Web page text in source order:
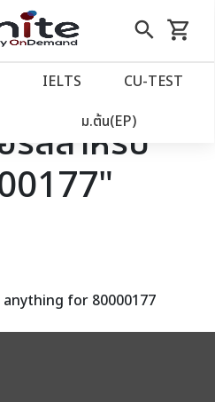
close
search
Skip
to
shopping_cart
รถเข็น
IELTS CU‑TEST
ม.ต้น(EP)
สสำหรับ
for 80000177